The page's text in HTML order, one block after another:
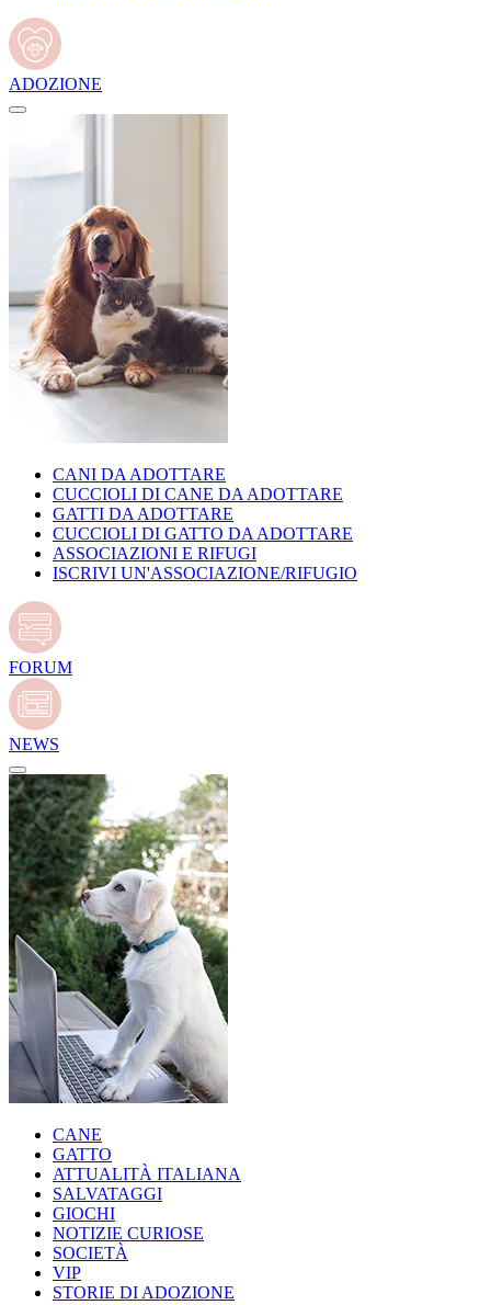
ADOZIONE
CANI DA ADOTTARE
CUCCIOLI DI CANE DA ADOTTARE
GATTI DA ADOTTARE
CUCCIOLI DI GATTO DA ADOTTARE
ASSOCIAZIONI E RIFUGI
ISCRIVI UN'ASSOCIAZIONE/RIFUGIO
FORUM
NEWS
CANE
GATTO
ATTUALITÀ ITALIANA
SALVATAGGI
GIOCHI
NOTIZIE CURIOSE
SOCIETÀ
VIP
STORIE DI ADOZIONE